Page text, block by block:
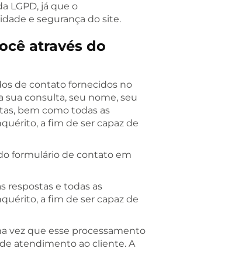
LGPD, já que o
e segurança do site.
através do
de contato fornecidos no
consulta, seu nome, seu
bem como todas as
a fim de ser capaz de
formulário de contato em
respostas e todas as
a fim de ser capaz de
vez que esse processamento
atendimento ao cliente. A